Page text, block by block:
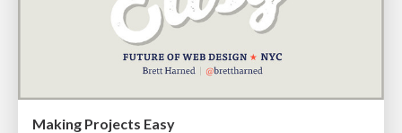
Making Projects Easy